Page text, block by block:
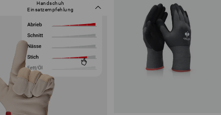
Handschuh
Einsatzempfehlung
So einfach geht’s:
Filter öffnen
Anforderungen gewichten
über 120 Modelle in Sekunden